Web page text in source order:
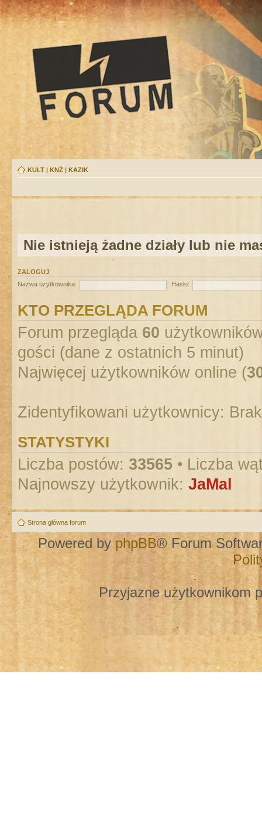
KULT | KNŻ | KAZIK
Nie istnieją żadne działy lub nie
ZALOGUJ
Nazwa użytkownika:
Hasło:
KTO PRZEGLĄDA FORUM
Forum przegląda 60
gości (dane z ostatnich 5 minut)
Najwięcej użytkowników online (
Zidentyfikowani użytkownicy:
STATYSTYKI
Liczba postów: 33565 • Liczba
Najnowszy użytkownik: JaMal
Strona główna forum
Powered by phpBB® Forum
Przyjazne użytkownikom